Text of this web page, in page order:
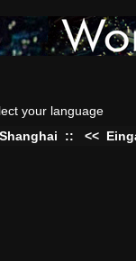
your language
Shanghai :: <<